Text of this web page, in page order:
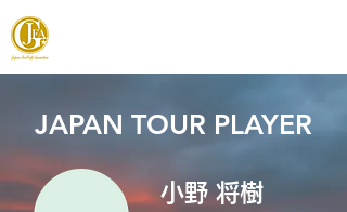
JAPAN TOUR PLAYER
小野 将樹